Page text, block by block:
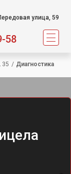
улица, 59
58
35 / Диагностика